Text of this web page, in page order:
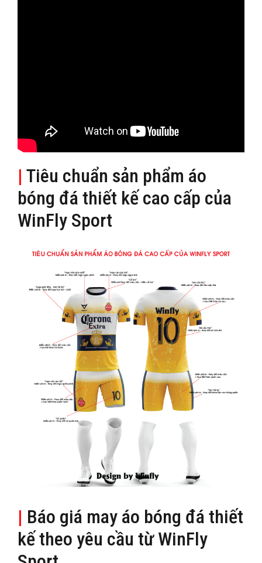
| Tiêu chuẩn sản phẩm áo
bóng đá thiết kế cao cấp của
WinFly Sport
| Báo giá may áo bóng đá thiết
kế theo yêu cầu từ WinFly